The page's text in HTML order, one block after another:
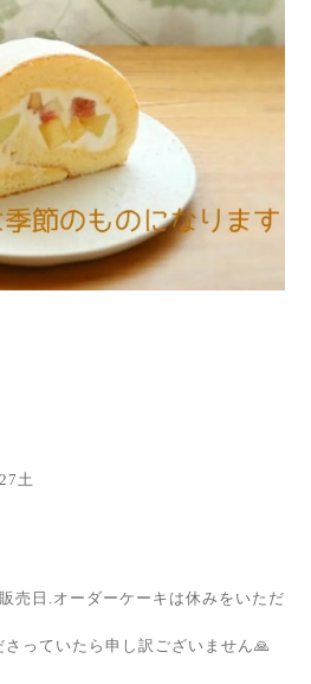
土
売日.オーダーケーキは休みをいただ
さっていたら申し訳ございません🙏